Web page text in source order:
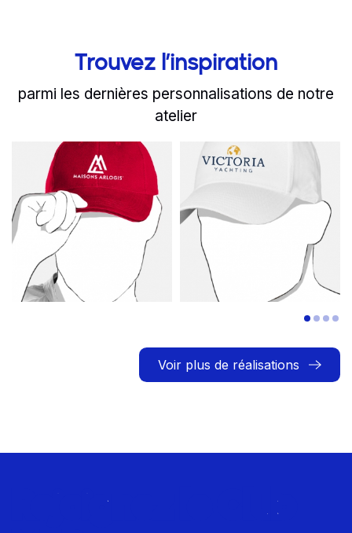
Trouvez l’inspiration
parmi les dernières personnalisations de notre
atelier
1 to 2 of 8
Maisons Arlogis réalise
Read more Victoria
Read more
Voir plus de réalisations
Rejoignez le Club